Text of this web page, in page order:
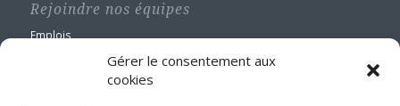
Gérer le consentement aux
cookies
Rejoindre nos équipes
Emplois